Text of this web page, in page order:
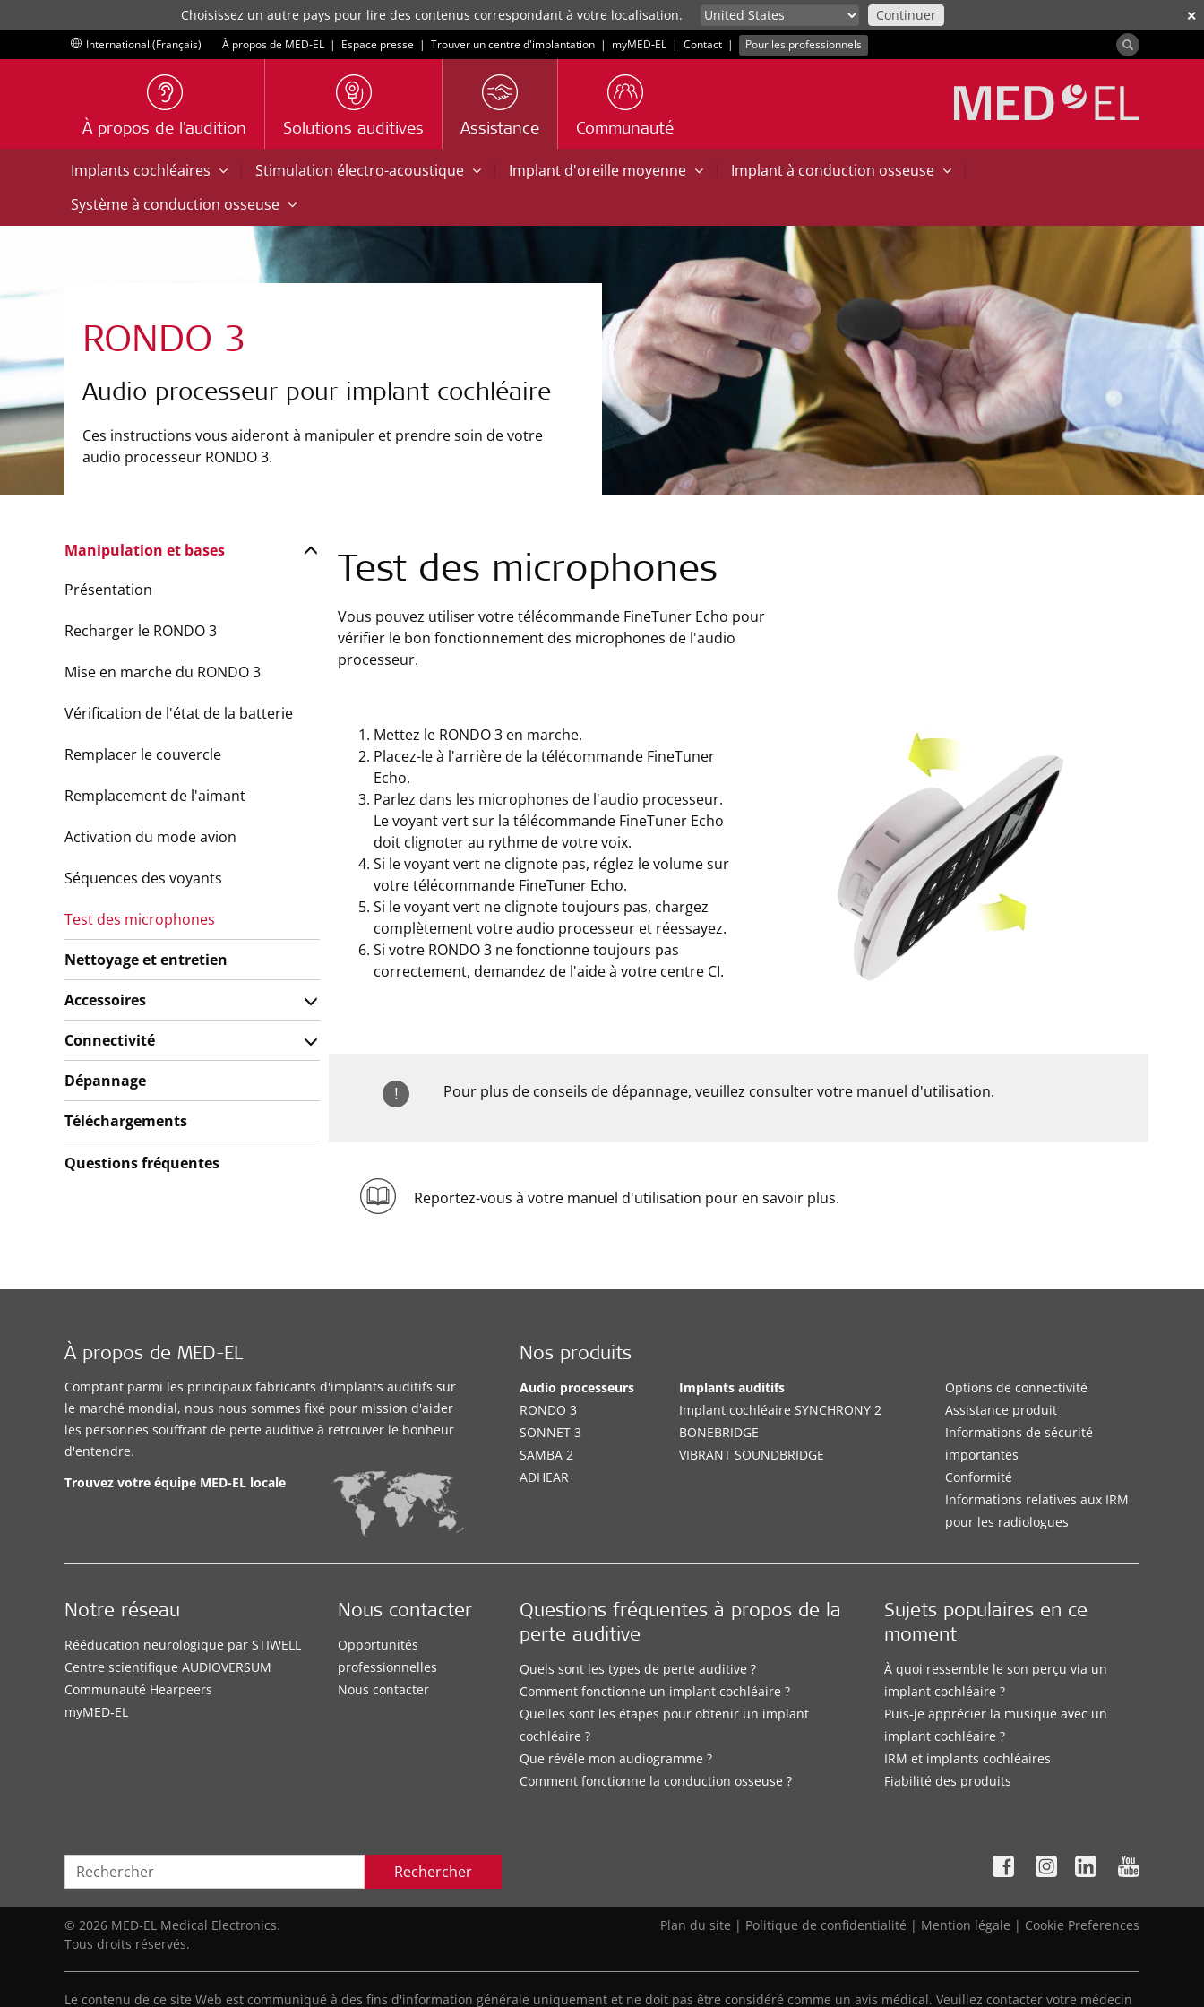
✕
Choisissez un autre pays pour lire des contenus correspondant à votre localisation. Continuer
International (Français) À propos de MED-EL | Espace presse | Trouver un centre d'implantation | myMED‑EL | Contact | Pour les professionnels
À propos de l'audition Solutions auditives Assistance Communauté
Implants cochléaires | Stimulation électro-acoustique | Implant d'oreille moyenne | Implant à conduction osseuse
|
Système à conduction osseuse
RONDO 3
Audio processeur pour implant cochléaire
Ces instructions vous aideront à manipuler et prendre soin de votre
audio processeur RONDO 3.
Test des microphones
Vous pouvez utiliser votre télécommande FineTuner Echo pour
vérifier le bon fonctionnement des microphones de l'audio
processeur.
Mettez le RONDO 3 en marche.
Placez-le à l'arrière de la télécommande FineTuner
Echo.
Parlez dans les microphones de l'audio processeur.
Le voyant vert sur la télécommande FineTuner Echo
doit clignoter au rythme de votre voix.
Si le voyant vert ne clignote pas, réglez le volume sur
votre télécommande FineTuner Echo.
Si le voyant vert ne clignote toujours pas, chargez
complètement votre audio processeur et réessayez.
Si votre RONDO 3 ne fonctionne toujours pas
correctement, demandez de l'aide à votre centre CI.
! Pour plus de conseils de dépannage, veuillez consulter votre manuel d'utilisation.
Reportez-vous à votre manuel d'utilisation pour en savoir plus.
Manipulation et bases
Présentation
Recharger le RONDO 3
Mise en marche du RONDO 3
Vérification de l'état de la batterie
Remplacer le couvercle
Remplacement de l'aimant
Activation du mode avion
Séquences des voyants
Test des microphones
Nettoyage et entretien
Accessoires
Connectivité
Dépannage
Téléchargements
Questions fréquentes
À propos de MED-EL
Comptant parmi les principaux fabricants d'implants auditifs sur
le marché mondial, nous nous sommes fixé pour mission d'aider
les personnes souffrant de perte auditive à retrouver le bonheur
d'entendre.
Trouvez votre équipe MED-EL locale
Nos produits
Audio processeurs
RONDO 3
SONNET 3
SAMBA 2
ADHEAR
Implants auditifs
Implant cochléaire SYNCHRONY 2
BONEBRIDGE
VIBRANT SOUNDBRIDGE
Options de connectivité
Assistance produit
Informations de sécurité
importantes
Conformité
Informations relatives aux IRM
pour les radiologues
Questions fréquentes à propos de la
perte auditive
Quels sont les types de perte auditive ?
Comment fonctionne un implant cochléaire ?
Quelles sont les étapes pour obtenir un implant
cochléaire ?
Que révèle mon audiogramme ?
Comment fonctionne la conduction osseuse ?
Sujets populaires en ce
moment
À quoi ressemble le son perçu via un
implant cochléaire ?
Puis-je apprécier la musique avec un
implant cochléaire ?
IRM et implants cochléaires
Fiabilité des produits
Notre réseau
Rééducation neurologique par STIWELL
Centre scientifique AUDIOVERSUM
Communauté Hearpeers
myMED‑EL
Nous contacter
Opportunités
professionnelles
Nous contacter
Rechercher
© 2026 MED-EL Medical Electronics.
Tous droits réservés.
Plan du site | Politique de confidentialité | Mention légale | Cookie Preferences
Le contenu de ce site Web est communiqué à des fins d'information générale uniquement et ne doit pas être considéré comme un avis médical. Veuillez contacter votre médecin